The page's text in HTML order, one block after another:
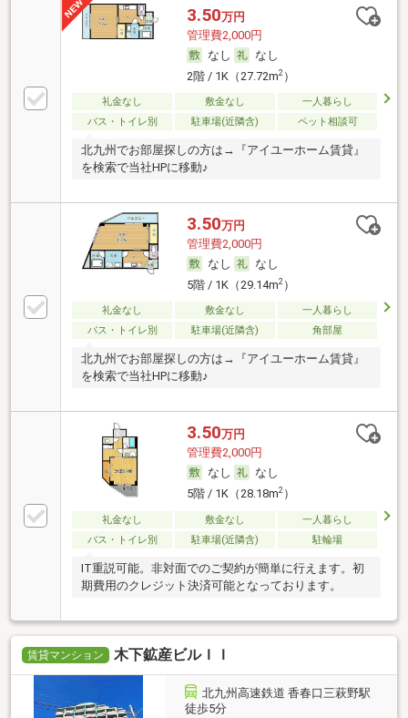
3.50万円
管理費2,000円
なし
なし
2階 / 1K（27.72m2）
礼金なし 敷金なし
一人暮らし
バス・トイレ別
駐車場(近隣含) ペット相談可
北九州でお部屋探しの方は→『アイユーホーム賃貸』
を検索で当社HPに移動♪
3.50万円
管理費2,000円
なし
なし
5階 / 1K（29.14m2）
礼金なし 敷金なし
一人暮らし
バス・トイレ別
駐車場(近隣含) 角部屋
北九州でお部屋探しの方は→『アイユーホーム賃貸』
を検索で当社HPに移動♪
3.50万円
管理費2,000円
なし
なし
5階 / 1K（28.18m2）
礼金なし 敷金なし
一人暮らし
バス・トイレ別
駐車場(近隣含) 駐輪場
IT重説可能。非対面でのご契約が簡単に行えます。初
期費用のクレジット決済可能となっております。
賃貸マンション 木下鉱産ビルＩＩ
北九州高速鉄道 香春口三萩野駅
徒歩5分